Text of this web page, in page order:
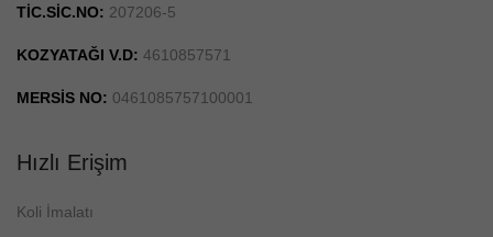
TİC.SİC.NO: 207206-5
KOZYATAĞI V.D: 4610857571
MERSİS NO: 0461085757100001
Hızlı Erişim
Koli İmalatı